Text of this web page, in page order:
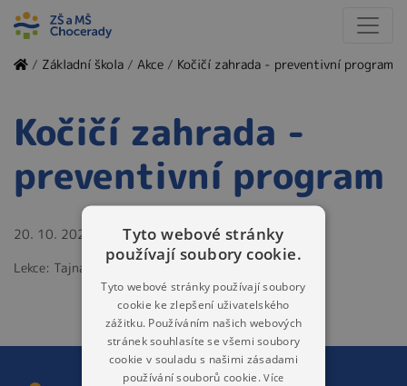
/ Základní škola / Akce / Kočičí zahrada - preventivní program
Kočičí zahrada -
preventivní program
20. 10. 2025
Lekce: Tajná schůzka - 3.A
Tyto webové stránky
používají soubory cookie.
Tyto webové stránky používají soubory
cookie ke zlepšení uživatelského
zážitku. Používáním našich webových
stránek souhlasíte se všemi soubory
cookie v souladu s našimi zásadami
používání souborů cookie.Více